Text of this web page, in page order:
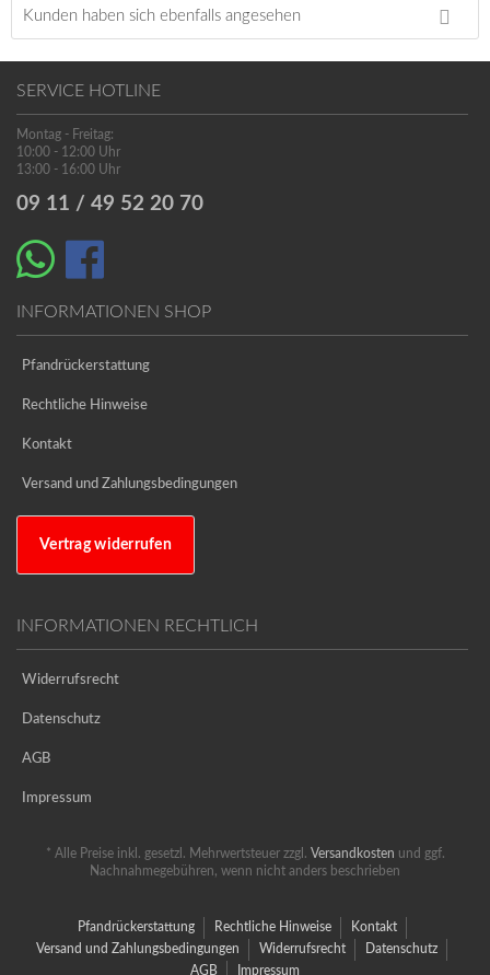
Kunden haben sich ebenfalls angesehen
SERVICE HOTLINE
Montag - Freitag:
10:00 - 12:00 Uhr
13:00 - 16:00 Uhr
09 11 / 49 52 20 70
INFORMATIONEN SHOP
Pfandrückerstattung
Rechtliche Hinweise
Kontakt
Versand und Zahlungsbedingungen
Vertrag widerrufen
INFORMATIONEN RECHTLICH
Widerrufsrecht
Datenschutz
AGB
Impressum
* Alle Preise inkl. gesetzl. Mehrwertsteuer zzgl. Versandkosten und ggf.
Nachnahmegebühren, wenn nicht anders beschrieben
Pfandrückerstattung Rechtliche Hinweise
Kontakt
Versand und Zahlungsbedingungen
Widerrufsrecht
Datenschutz
AGB
Impressum